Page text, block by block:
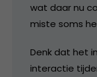
wat daar nu
miste soms
Denk dat het
interactie